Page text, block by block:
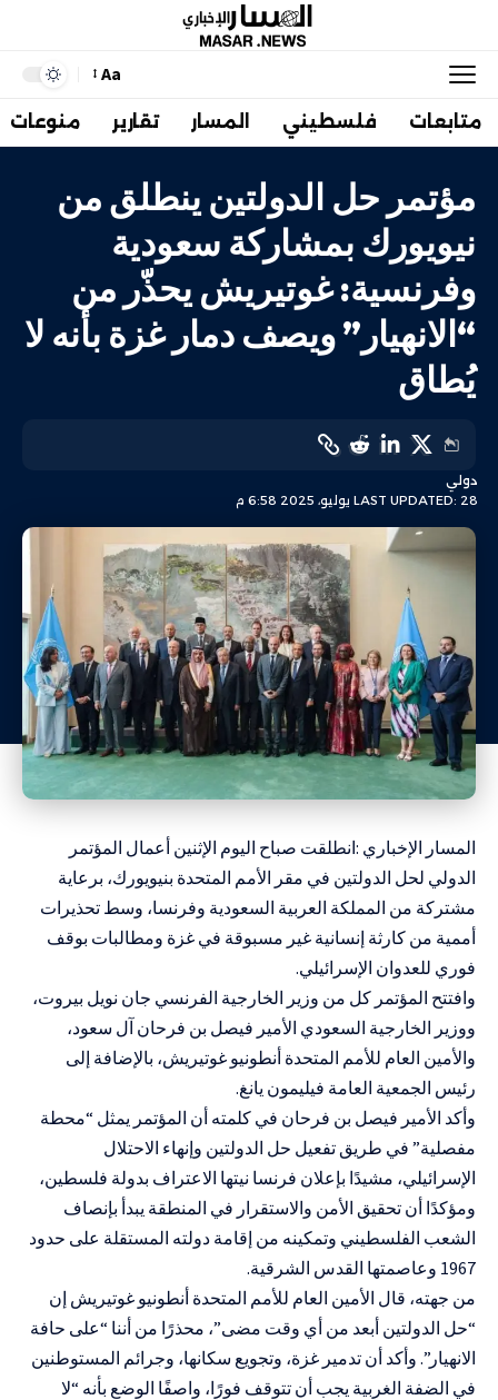
Aa
متابعات فلسطيني المسار تقارير منوعات
مؤتمر حل الدولتين ينطلق من
نيويورك بمشاركة سعودية
وفرنسية: غوتيريش يحذّر من
“الانهيار” ويصف دمار غزة بأنه لا
يُطاق
LAST UPDATED: 28 يوليو، 2025 6:58 م
دولي
المسار الإخباري :انطلقت صباح اليوم الإثنين أعمال المؤتمر
الدولي لحل الدولتين في مقر الأمم المتحدة بنيويورك، برعاية
مشتركة من المملكة العربية السعودية وفرنسا، وسط تحذيرات
أممية من كارثة إنسانية غير مسبوقة في غزة ومطالبات بوقف
فوري للعدوان الإسرائيلي.
وافتتح المؤتمر كل من وزير الخارجية الفرنسي جان نويل بيروت،
ووزير الخارجية السعودي الأمير فيصل بن فرحان آل سعود،
والأمين العام للأمم المتحدة أنطونيو غوتيريش، بالإضافة إلى
رئيس الجمعية العامة فيليمون يانغ.
وأكد الأمير فيصل بن فرحان في كلمته أن المؤتمر يمثل “محطة
مفصلية” في طريق تفعيل حل الدولتين وإنهاء الاحتلال
الإسرائيلي، مشيدًا بإعلان فرنسا نيتها الاعتراف بدولة فلسطين،
ومؤكدًا أن تحقيق الأمن والاستقرار في المنطقة يبدأ بإنصاف
الشعب الفلسطيني وتمكينه من إقامة دولته المستقلة على حدود
1967 وعاصمتها القدس الشرقية.
من جهته، قال الأمين العام للأمم المتحدة أنطونيو غوتيريش إن
“حل الدولتين أبعد من أي وقت مضى”، محذرًا من أننا “على حافة
الانهيار”. وأكد أن تدمير غزة، وتجويع سكانها، وجرائم المستوطنين
في الضفة الغربية يجب أن تتوقف فورًا، واصفًا الوضع بأنه “لا